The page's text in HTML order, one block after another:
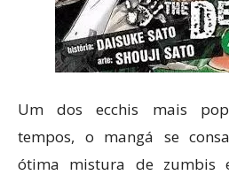
Um dos ecchis mais
tempos, o mangá se
ótima mistura de zumbis